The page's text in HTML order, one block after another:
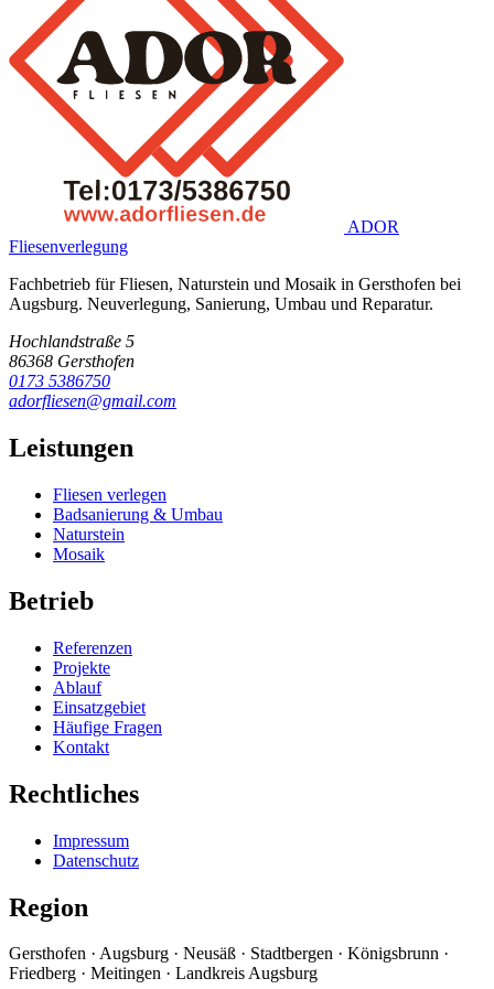
ADOR
Fliesenverlegung
Fachbetrieb für Fliesen, Naturstein und Mosaik in Gersthofen bei
Augsburg. Neuverlegung, Sanierung, Umbau und Reparatur.
Hochlandstraße 5
86368 Gersthofen
0173 5386750
adorfliesen@gmail.com
Leistungen
Fliesen verlegen
Badsanierung & Umbau
Naturstein
Mosaik
Betrieb
Referenzen
Projekte
Ablauf
Einsatzgebiet
Häufige Fragen
Kontakt
Rechtliches
Impressum
Datenschutz
Region
Gersthofen · Augsburg · Neusäß · Stadtbergen · Königsbrunn ·
Friedberg · Meitingen · Landkreis Augsburg